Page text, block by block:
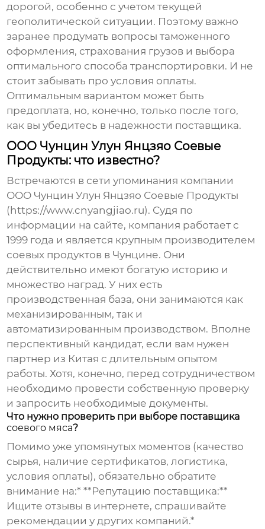
дорогой, особенно с учетом текущей
геополитической ситуации. Поэтому важно
заранее продумать вопросы таможенного
оформления, страхования грузов и выбора
оптимального способа транспортировки. И не
стоит забывать про условия оплаты.
Оптимальным вариантом может быть
предоплата, но, конечно, только после того,
как вы убедитесь в надежности поставщика.
ООО Чунцин Улун Янцзяо Соевые
Продукты: что известно?
Встречаются в сети упоминания компании
ООО Чунцин Улун Янцзяо Соевые Продукты
(https://www.cnyangjiao.ru). Судя по
информации на сайте, компания работает с
1999 года и является крупным производителем
соевых продуктов в Чунцине. Они
действительно имеют богатую историю и
множество наград. У них есть
производственная база, они занимаются как
механизированным, так и
автоматизированным производством. Вполне
перспективный кандидат, если вам нужен
партнер из Китая с длительным опытом
работы. Хотя, конечно, перед сотрудничеством
необходимо провести собственную проверку
и запросить необходимые документы.
Что нужно проверить при выборе поставщика
соевого мяса?
Помимо уже упомянутых моментов (качество
сырья, наличие сертификатов, логистика,
условия оплаты), обязательно обратите
внимание на:* **Репутацию поставщика:**
Ищите отзывы в интернете, спрашивайте
рекомендации у других компаний.*